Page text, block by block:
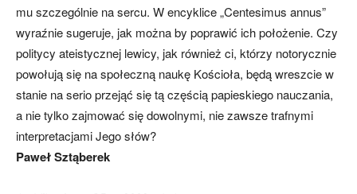
mu szczególnie na sercu. W encyklice „Centesimus annus”
wyraźnie sugeruje, jak można by poprawić ich położenie. Czy
politycy ateistycznej lewicy, jak również ci, którzy notorycznie
powołują się na społeczną naukę Kościoła, będą wreszcie w
stanie na serio przejąć się tą częścią papieskiego nauczania,
a nie tylko zajmować się dowolnymi, nie zawsze trafnymi
interpretacjami Jego słów?
Paweł Sztąberek